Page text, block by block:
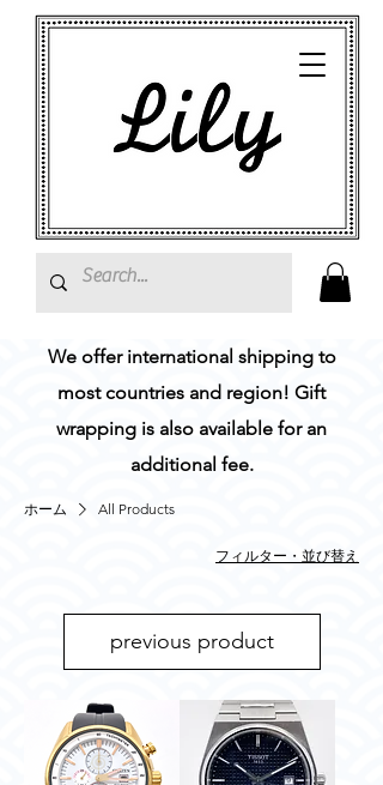
We offer international shipping to
most countries and region! Gift
wrapping is also available for an
additional fee.
ホーム All Products
フィルター・並び替え
previous product